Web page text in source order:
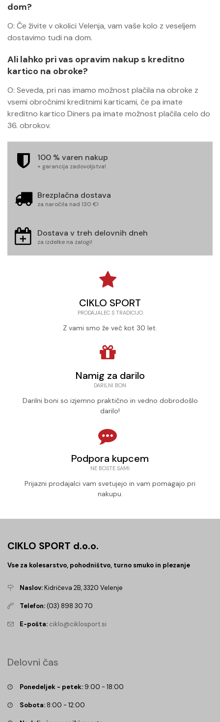
dom?
O: Če živite v okolici Velenja, vam vaše kolo z veseljem
dostavimo tudi na dom.
Ali lahko pri vas opravim nakup s kreditno
kartico na obroke?
O: Seveda, pri nas imamo možnost plačila na obroke z
vsemi obročnimi kreditnimi karticami, če pa imate
kreditno kartico Diners pa imate možnost plačila celo do
36. obrokov.
100 % varen nakup
+ garancija zadovoljstva!
Brezplačna dostava
za naročila nad 130 €!
Dostava v treh delovnih dneh
za izdelke na zalogi!
CIKLO SPORT
PRODAJALEC S TRADICIJO
Z vami smo že več kot 30 let.
Namig za darilo
DARILNI BON
Darilni boni so izjemno praktično in vedno dobrodošlo
darilo!
Podpora kupcem
NE BOSTE SAMI
Prijazni prodajalci vam svetujejo in vam pomagajo pri
nakupu.
CIKLO SPORT d.o.o.
Vse za kolesarstvo, pohodništvo, turno smuko in plezanje
Naslov:Kidričeva 2B, 3320 Velenje
Telefon:(03) 898 30 70
E-pošta: ciklo@ciklosport.si
Delovni čas
Ponedeljek - petek: 9:00 - 18:00
Sobota: 8:00 - 12:00